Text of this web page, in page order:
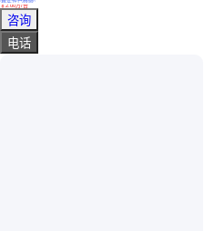
工程履带移动发电车 野外作业履带电源车 救援柜式抢险车
真实性已核验
￥2.00万/台
山东济宁
咨询
电话